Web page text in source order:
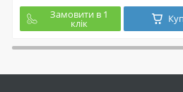
Замовити в 1
клік